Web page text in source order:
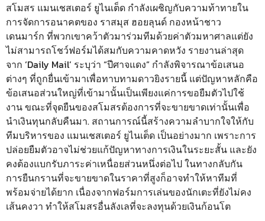
สโมสร แมนเชสเตอร์ ยูไนเต็ด กำลังเผชิญกับความท้าทายใน
การจัดการอนาคตของ ราสมุส ฮอยลุนด์ กองหน้าชาว
เดนมาร์ก ที่พวกเขาคว้าตัวมาร่วมทีมด้วยค่าตัวมหาศาลแต่ยัง
ไม่สามารถโชว์ฟอร์มได้สมกับความคาดหวัง รายงานล่าสุด
จาก ‘Daily Mail’ ระบุว่า “ปีศาจแดง” กำลังพิจารณาข้อเสนอ
ต่างๆ ที่ถูกยื่นเข้ามาเพื่อทาบทามดาวยิงรายนี้ แต่ปัญหาหลักคือ
ข้อเสนอส่วนใหญ่ที่เข้ามานั้นเป็นเพียงแค่การขอยืมตัวไปใช้
งาน ขณะที่จุดยืนของสโมสรต้องการที่จะขายขาดเท่านั้นเพื่อ
นำเงินทุนกลับคืนมา. สถานการณ์นี้สร้างความลำบากใจให้กับ
ทีมบริหารของ แมนเชสเตอร์ ยูไนเต็ด เป็นอย่างมาก เพราะการ
ปล่อยยืมตัวอาจไม่ช่วยแก้ปัญหาทางการเงินในระยะสั้น และยัง
คงต้องแบกรับภาระค่าเหนื่อยส่วนหนึ่งต่อไป ในทางกลับกัน
การยืนกรานที่จะขายขาดในราคาที่สูงก็อาจทำให้หาทีมที่
พร้อมจ่ายได้ยาก เนื่องจากฟอร์มการเล่นของนักเตะที่ยังไม่คง
เส้นคงวา ทำให้สโมสรอื่นลังเลที่จะลงทุนด้วยเงินก้อนโต